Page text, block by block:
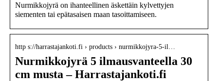
Nurmikkojyrä on ihanteellinen äskettäin kylvettyjen
siementen tai epätasaisen maan tasoittamiseen.
http s://harrastajankoti.fi › products › nurmikkojyra-5-il…
Nurmikkojyrä 5 ilmausvanteella 30
cm musta – Harrastajankoti.fi